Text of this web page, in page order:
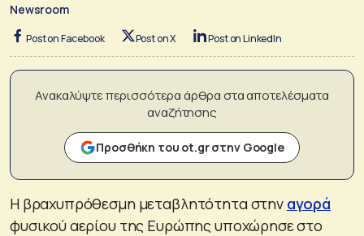
Newsroom
Post on Facebook Post on X Post on LinkedIn
Ανακαλύψτε περισσότερα άρθρα στα αποτελέσματα
αναζήτησης
Προσθήκη του ot.gr στην Google
Η βραχυπρόθεσμη μεταβλητότητα στην αγορά
φυσικού αερίου της Ευρώπης υποχώρησε στο